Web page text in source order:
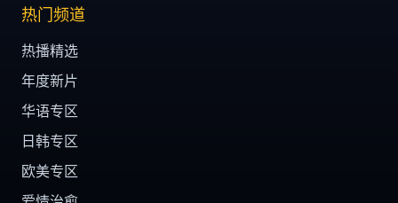
热门频道
热播精选
年度新片
华语专区
日韩专区
欧美专区